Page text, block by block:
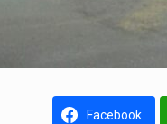
Facebook